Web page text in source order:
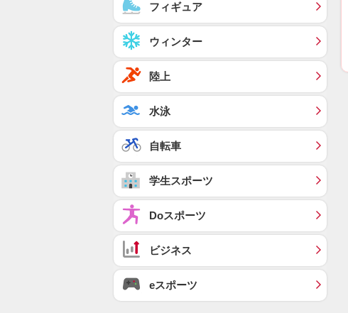
フィギュア
ウィンター
陸上
水泳
自転車
学生スポーツ
Doスポーツ
ビジネス
eスポーツ